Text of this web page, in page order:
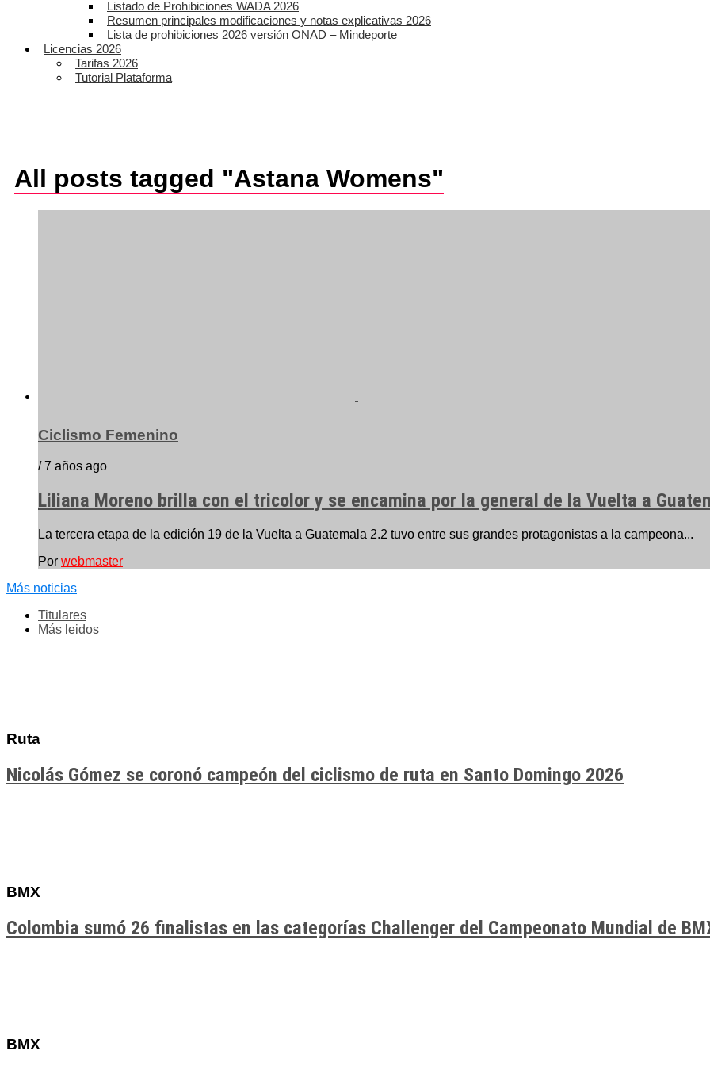
Listado de Prohibiciones WADA 2026
Resumen principales modificaciones y notas explicativas 2026
Lista de prohibiciones 2026 versión ONAD – Mindeporte
Licencias 2026
Tarifas 2026
Tutorial Plataforma
All posts tagged "Astana Womens"
Ciclismo Femenino
/ 7 años ago
Liliana Moreno brilla con el tricolor y se encamina por la general de la Vuelta a
La tercera etapa de la edición 19 de la Vuelta a Guatemala 2.2 tuvo entre sus grandes protagonistas a la campeona...
Por webmaster
Más noticias
Titulares
Más leidos
Ruta
Nicolás Gómez se coronó campeón del ciclismo de ruta en Santo Domingo 2026
BMX
Colombia sumó 26 finalistas en las categorías Challenger del Campeonato Mundial de
BMX